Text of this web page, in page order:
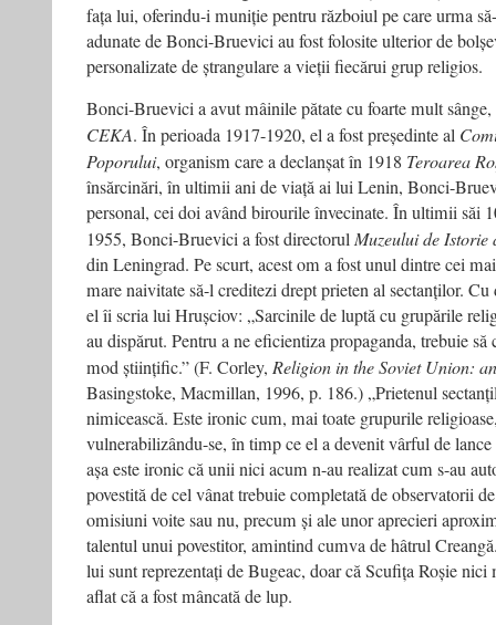
fața lui, oferindu-i muniție pentru războiul pe care urma
adunate de Bonci-Bruevici au fost folosite ulterior de
personalizate de ștrangulare a vieții fiecărui grup religios.
Bonci-Bruevici a avut mâinile pătate cu foarte mult
CEKA. În perioada 1917-1920, el a fost președinte al
Poporului, organism care a declanșat în 1918 Teroarea
însărcinări, în ultimii ani de viață ai lui Lenin, Bonci-
personal, cei doi având birourile învecinate. În ultimii săi
1955, Bonci-Bruevici a fost directorul Muzeului de
din Leningrad. Pe scurt, acest om a fost unul dintre cei
mare naivitate să-l creditezi drept prieten al sectanților.
el îi scria lui Hrușciov: „Sarcinile de luptă cu grupările
au dispărut. Pentru a ne eficientiza propaganda, trebuie
mod științific.” (F. Corley, Religion in the Soviet Union:
Basingstoke, Macmillan, 1996, p. 186.) „Prietenul
nimicească. Este ironic cum, mai toate grupurile
vulnerabilizându-se, în timp ce el a devenit vârful de
așa este ironic că unii nici acum n-au realizat cum s-au
povestită de cel vânat trebuie completată de observatorii
omisiuni voite sau nu, precum și ale unor aprecieri
talentul unui povestitor, amintind cumva de hâtrul
lui sunt reprezentați de Bugeac, doar că Scufița Roșie nici
aflat că a fost mâncată de lup.